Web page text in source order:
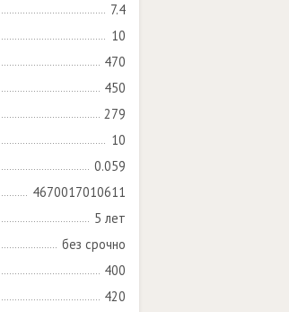
7.4
10
470
450
279
10
0.059
4670017010611
5 лет
без срочно
400
420